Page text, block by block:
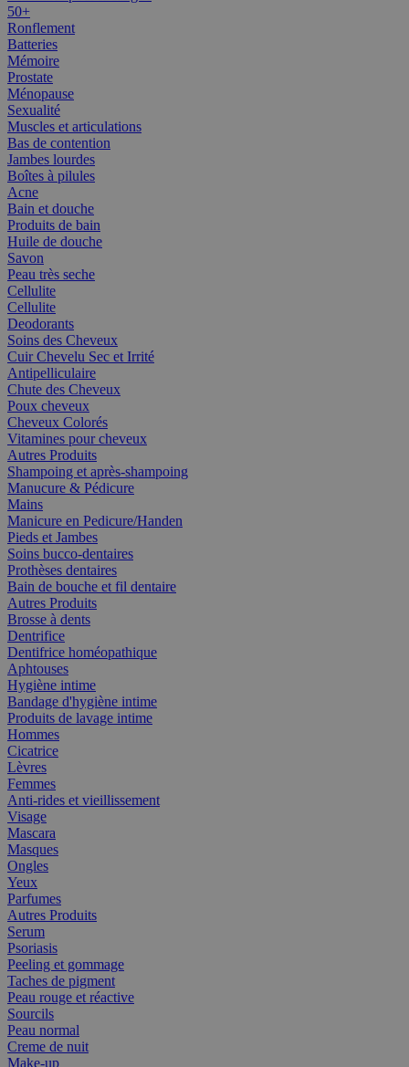
50+
Ronflement
Batteries
Mémoire
Prostate
Ménopause
Sexualité
Muscles et articulations
Bas de contention
Jambes lourdes
Boîtes à pilules
Acne
Bain et douche
Produits de bain
Huile de douche
Savon
Peau très seche
Cellulite
Cellulite
Deodorants
Soins des Cheveux
Cuir Chevelu Sec et Irrité
Antipelliculaire
Chute des Cheveux
Poux cheveux
Cheveux Colorés
Vitamines pour cheveux
Autres Produits
Shampoing et après-shampoing
Manucure & Pédicure
Mains
Manicure en Pedicure/Handen
Pieds et Jambes
Soins bucco-dentaires
Prothèses dentaires
Bain de bouche et fil dentaire
Autres Produits
Brosse à dents
Dentrifice
Dentifrice homéopathique
Aphtouses
Hygiène intime
Bandage d'hygiène intime
Produits de lavage intime
Hommes
Cicatrice
Lèvres
Femmes
Anti-rides et vieillissement
Visage
Mascara
Masques
Ongles
Yeux
Parfumes
Autres Produits
Serum
Psoriasis
Peeling et gommage
Taches de pigment
Peau rouge et réactive
Sourcils
Peau normal
Creme de nuit
Make-up